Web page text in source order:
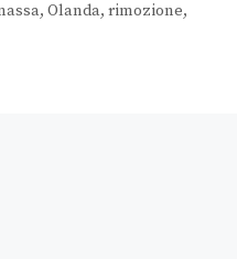
, Olanda, rimozione,